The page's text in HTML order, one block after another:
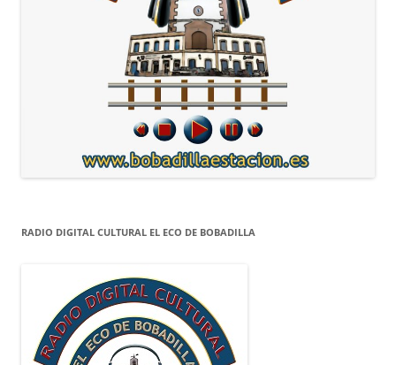
RADIO DIGITAL CULTURAL EL ECO DE BOBADILLA